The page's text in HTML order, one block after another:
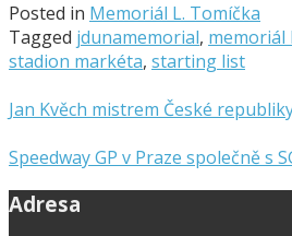
Posted in Memoriál L. Tomíčka
Tagged jdunamemorial, memoriál
stadion markéta, starting list
Jan Kvěch mistrem České
Speedway GP v Praze společně s
Adresa